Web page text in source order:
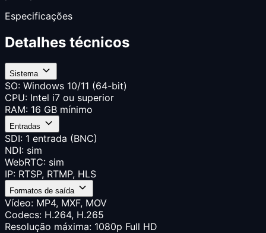
Especificações
Detalhes técnicos
Sistema
SO: Windows 10/11 (64-bit)
CPU: Intel i7 ou superior
RAM: 16 GB mínimo
Entradas
SDI: 1 entrada (BNC)
NDI: sim
WebRTC: sim
IP: RTSP, RTMP, HLS
Formatos de saída
Vídeo: MP4, MXF, MOV
Codecs: H.264, H.265
Resolução máxima: 1080p Full HD